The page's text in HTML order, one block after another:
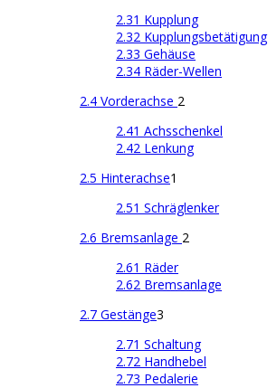
2.31 Kupplung
2.32 Kupplungsbetätigung
2.33 Gehäuse
2.34 Räder-Wellen
2.4 Vorderachse 2
2.41 Achsschenkel
2.42 Lenkung
2.5 Hinterachse1
2.51 Schräglenker
2.6 Bremsanlage 2
2.61 Räder
2.62 Bremsanlage
2.7 Gestänge3
2.71 Schaltung
2.72 Handhebel
2.73 Pedalerie